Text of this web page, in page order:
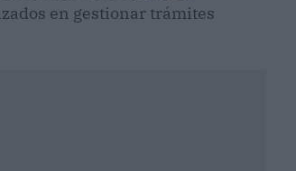
en gestionar trámites